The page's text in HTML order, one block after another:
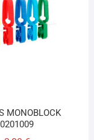
MONOBLOCK
0201009